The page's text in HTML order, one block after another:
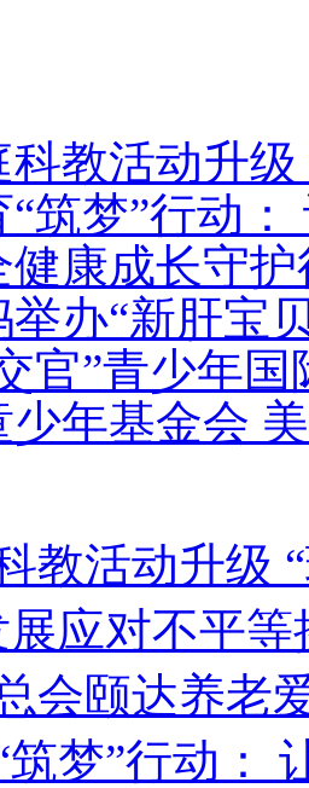
教活动升
筑梦”行动
健康成长守
举办“新肝宝
官”青少年
少年基金会
教活动升级
展应对不平
会颐达养老
筑梦”行动：